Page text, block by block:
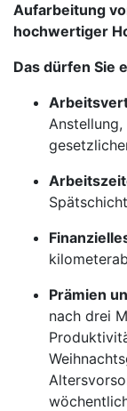
Aufarbeitung
hochwertiger
Das dürfen Sie
Prämien
nach drei